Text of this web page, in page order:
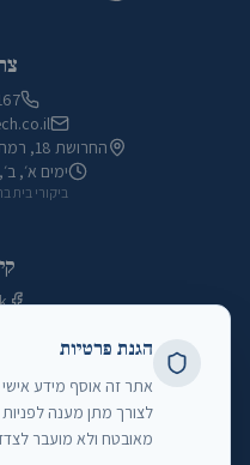
החרושת 18, רמת השרון, קומה 2, חדר 700
ימים א׳,
ביקורי בית
הגנת פרטיות
אתר זה אוסף מידע אישי
לצורך מתן מענה לפניות
מאובטח ולא מועבר